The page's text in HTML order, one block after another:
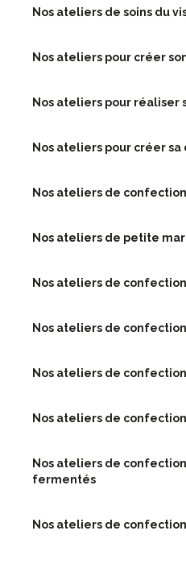
Nos ateliers de soins du
Nos ateliers pour créer
Nos ateliers pour réaliser
Nos ateliers pour créer sa
Nos ateliers de
Nos ateliers de petite
Nos ateliers de
Nos ateliers de
Nos ateliers de
Nos ateliers de
Nos ateliers de
fermentés
Nos ateliers de